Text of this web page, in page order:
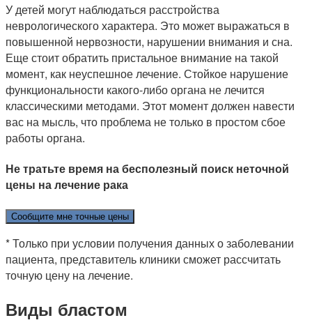
У детей могут наблюдаться расстройства
неврологического характера. Это может выражаться в
повышенной нервозности, нарушении внимания и сна.
Еще стоит обратить пристальное внимание на такой
момент, как неуспешное лечение. Стойкое нарушение
функциональности какого-либо органа не лечится
классическими методами. Этот момент должен навести
вас на мысль, что проблема не только в простом сбое
работы органа.
Не тратьте время на бесполезный поиск неточной
цены на лечение рака
Сообщите мне точные цены
* Только при условии получения данных о заболевании
пациента, представитель клиники сможет рассчитать
точную цену на лечение.
Виды бластом